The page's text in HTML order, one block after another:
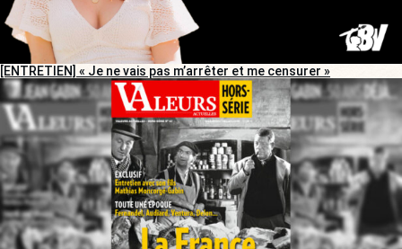
[ENTRETIEN] « Je ne vais pas m’arrêter et me censurer »